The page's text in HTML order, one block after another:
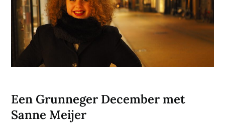
Een Grunneger December met
Sanne Meijer